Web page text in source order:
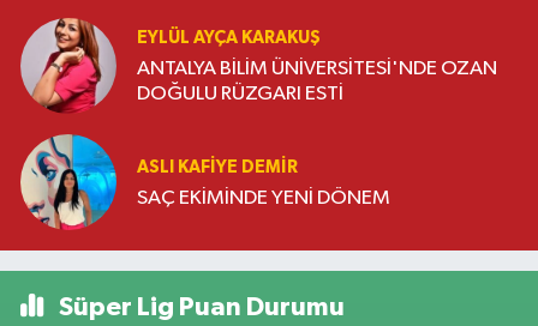
EYLÜL AYÇA KARAKUŞ
ANTALYA BİLİM ÜNİVERSİTESİ'NDE OZAN
DOĞULU RÜZGARI ESTİ
ASLI KAFIYE DEMIR
SAÇ EKİMİNDE YENİ DÖNEM
Süper Lig Puan Durumu